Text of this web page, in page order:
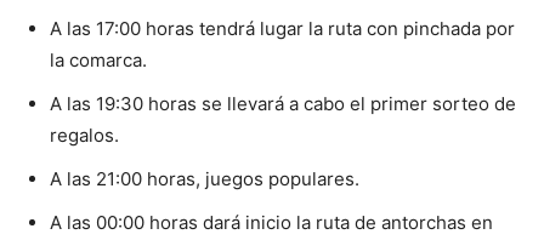
A las 17:00 horas tendrá lugar la ruta con pinchada por
la comarca.
A las 19:30 horas se llevará a cabo el primer sorteo de
regalos.
A las 21:00 horas, juegos populares.
A las 00:00 horas dará inicio la ruta de antorchas en